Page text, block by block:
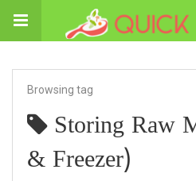
Browsing tag
Storing Raw
& Freezer)